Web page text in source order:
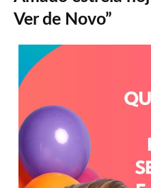
Ver de Novo”